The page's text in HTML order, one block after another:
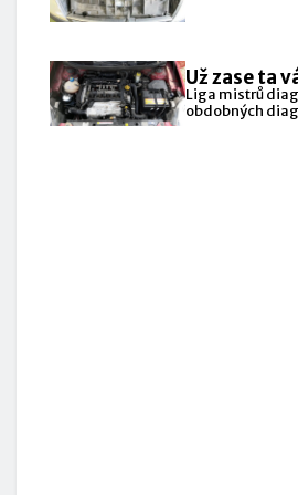
Už zase ta
Liga mistrů
obdobných